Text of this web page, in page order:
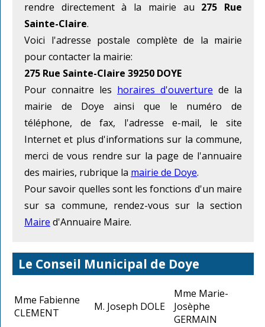
rendre directement à la mairie au 275 Rue
Sainte-Claire.
Voici l'adresse postale complète de la mairie
pour contacter la mairie:
275 Rue Sainte-Claire 39250 DOYE
Pour connaitre les horaires d'ouverture de la
mairie de Doye ainsi que le numéro de
téléphone, de fax, l'adresse e-mail, le site
Internet et plus d'informations sur la commune,
merci de vous rendre sur la page de l'annuaire
des mairies, rubrique la mairie de Doye.
Pour savoir quelles sont les fonctions d'un maire
sur sa commune, rendez-vous sur la section
Maire d'Annuaire Maire.
Le Conseil Municipal de Doye
Mme Fabienne
CLEMENT
M. Joseph DOLE
Mme Marie-
Josèphe
GERMAIN